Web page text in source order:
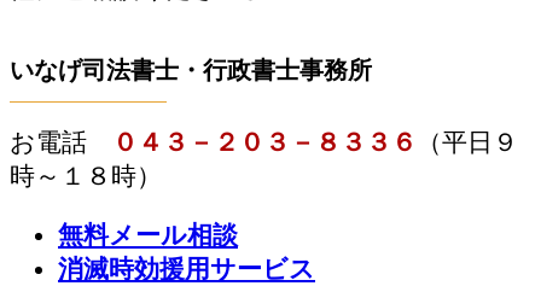
いなげ司法書士・行政書士事務所
お電話 ０４３－２０３－８３３６
（平日９
時～１８時）
無料メール相談
消滅時効援用サービス